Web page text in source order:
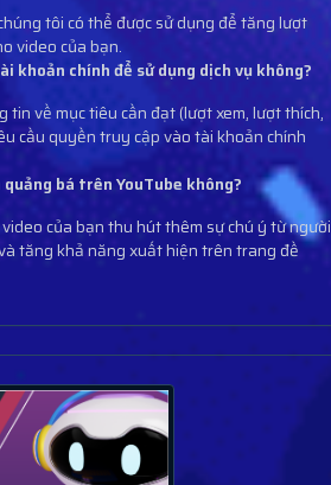
tôi có thể được sử dụng để tăng lượt
video của bạn.
khoản chính để sử dụng dịch vụ không?
tin về mục tiêu cần đạt (lượt xem, lượt thích,
cầu quyền truy cập vào tài khoản chính
bá trên YouTube không?
của bạn thu hút thêm sự chú ý từ người
tăng khả năng xuất hiện trên trang đề